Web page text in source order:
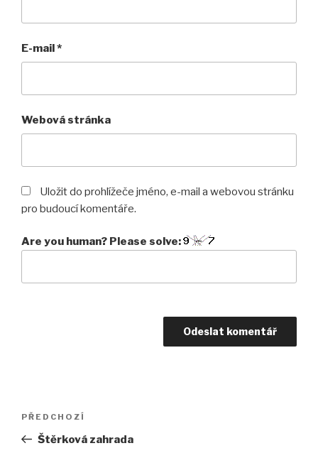
E-mail*
Webová stránka
Uložit do prohlížeče jméno, e-mail a webovou stránku
pro budoucí komentáře.
Are you human? Please solve:
Navigace
pro
příspěvek
Předchozí
příspěvek
PŘEDCHOZÍ
Štěrková zahrada